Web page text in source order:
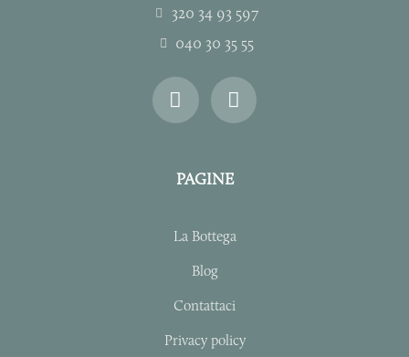
320 34 93 597
040 30 35 55
I
n
s
a
g
a
F
a
c
b
o
k
PAGINE
La Bottega
Blog
Contattaci
Privacy policy